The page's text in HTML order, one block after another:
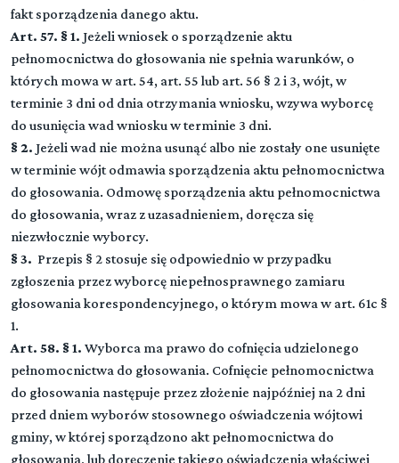
fakt sporządzenia danego aktu.
Art. 57. § 1. Jeżeli wniosek o sporządzenie aktu
pełnomocnictwa do głosowania nie spełnia warunków, o
których mowa w art. 54, art. 55 lub art. 56 § 2 i 3, wójt, w
terminie 3 dni od dnia otrzymania wniosku, wzywa wyborcę
do usunięcia wad wniosku w terminie 3 dni.
§ 2. Jeżeli wad nie można usunąć albo nie zostały one usunięte
w terminie wójt odmawia sporządzenia aktu pełnomocnictwa
do głosowania. Odmowę sporządzenia aktu pełnomocnictwa
do głosowania, wraz z uzasadnieniem, doręcza się
niezwłocznie wyborcy.
§ 3. Przepis § 2 stosuje się odpowiednio w przypadku
zgłoszenia przez wyborcę niepełnosprawnego zamiaru
głosowania korespondencyjnego, o którym mowa w art. 61c §
1.
Art. 58. § 1. Wyborca ma prawo do cofnięcia udzielonego
pełnomocnictwa do głosowania. Cofnięcie pełnomocnictwa
do głosowania następuje przez złożenie najpóźniej na 2 dni
przed dniem wyborów stosownego oświadczenia wójtowi
gminy, w której sporządzono akt pełnomocnictwa do
głosowania, lub doręczenie takiego oświadczenia właściwej